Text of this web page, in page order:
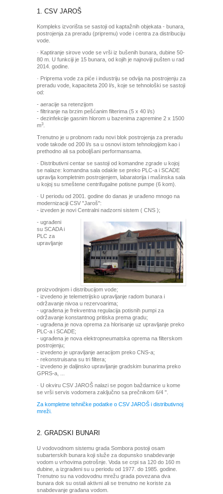
1. CSV JAROŠ
Kompleks izvorišta se sastoji od kaptažnih objekata - bunara,
postrojenja za preradu (pripremu) vode i centra za distribuciju
vode.
· Kaptiranje sirove vode se vrši iz bušenih bunara, dubine 50-
80 m. U funkciji je 15 bunara, od kojih je najnoviji pušten u rad
2014. godine.
· Priprema vode za piće i industriju se odvija na postrojenju za
preradu vode, kapaciteta 200 l/s, koje se tehnološki se sastoji
od:
- aeracije sa retenzijom
- filtriranje na brzim pešćanim filterima (5 x 40 l/s)
- dezinfekcije gasnim hlorom u bazenima zapremine 2 x 1500
m3
Trenutno je u probnom radu novi blok postrojenja za preradu
vode takođe od 200 l/s sa u osnovi istom tehnologijom kao i
prethodno ali sa poboljšani performansama.
· Distributivni centar se sastoji od komandne zgrade u kojoj
se nalaze: komandna sala odakle se preko PLC-a i SCADE
upravlja kompletnim postrojenjem, labaratorija i mašinska sala
u kojoj su smeštene centrifugalne potisne pumpe (6 kom).
· U periodu od 2001. godine do danas je urađeno mnogo na
modernizaciji CSV "Jaroš":
- izveden je novi Centralni nadzorni sistem ( CNS );
- ugrađeni
su SCADA i
PLC za
upravljanje
proizvodnjom i distribucijom vode;
- izvedeno je telemetrijsko upravljanje radom bunara i
održavanje nivoa u rezervoarima;
- ugrađena je frekventna regulacija potisnih pumpi za
održavanje konstantnog pritiska prema gradu;
- ugrađena je nova oprema za hlorisanje uz upravljanje preko
PLC-a i SCADE;
- ugrađena je nova elektropneumatska oprema na filterskom
postrojenju;
- izvedeno je upravljanje aeracijom preko CNS-a;
- rekonstruisana su tri filtera;
- izvedeno je daljinsko upravljanje gradskim bunarima preko
GPRS-a, ...
· U okviru CSV JAROŠ nalazi se pogon baždarnice u kome
se vrši servis vodomera zaključno sa prečnikom 6/4 ".
Za kompletne tehničke podatke o CSV JAROŠ i distributivnoj
mreži.
2. GRADSKI BUNARI
U vodovodnom sistemu grada Sombora postoji osam
subarterskih bunara koji služe za dopunsko snabdevanje
vodom u vrhovima potrošnje. Voda se crpi sa 120 do 160 m
dubine, a izgrađeni su u periodu od 1977. do 1985. godine.
Trenutno su na vodovodnu mrežu grada povezana dva
bunara dok su ostali aktivni ali se trenutno ne koriste za
snabdevanje građana vodom.